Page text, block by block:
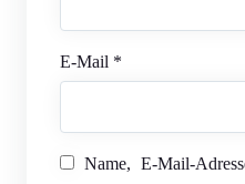
E-Mail *
Name, E-Mail-